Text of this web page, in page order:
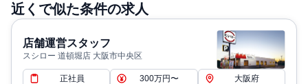
退職・定年に関する補足: 定年制:60歳＊以降嘱託、契約社
員として継続雇用あり
通勤・住居に関する補足: ※1か月の定期代支給（出勤日
数により往復実費支給の場合あり）
近くで似た条件の求人
店舗運営スタッフ
スシロー 道頓堀店 大阪市中央区
正社員 300万円〜 大阪府